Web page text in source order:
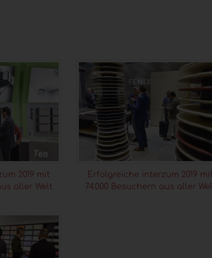
2019 mit
aller Welt
Erfolgreiche interzum 2019 mit
74.000 Besuchern aus aller